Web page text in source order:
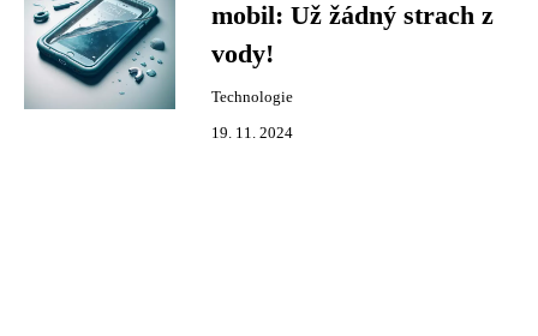
mobil: Už žádný strach z
vody!
Technologie
19. 11. 2024